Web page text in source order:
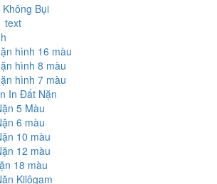
Không Bụi
text
hình 16 màu
hình 8 màu
hình 7 màu
In Đất Nặn
5 Màu
6 màu
10 màu
12 màu
18 màu
Kilôgam